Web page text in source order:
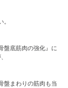
盤底筋肉の強化』に
盤まわりの筋肉も当